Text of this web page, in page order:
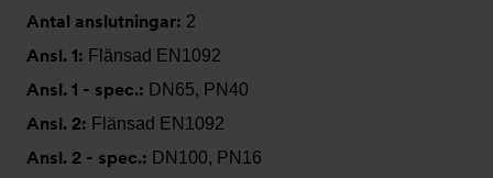
Antal anslutningar: 2
Ansl. 1: Flänsad EN1092
Ansl. 1 - spec.: DN65, PN40
Ansl. 2: Flänsad EN1092
Ansl. 2 - spec.: DN100, PN16